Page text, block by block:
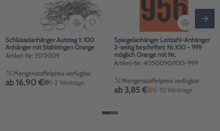
Schlüsselanhänger Autotag 1: 100
Anhänger mit Stahlringen Orange
Artikel-Nr: 1572009
Mengenstaffelpreis verfügbar
ab 16,90 € 1-2 Werktage
Spiegelanhänger Leitzahl-Anhänger
2-seitig beschriftet: Nr.100 - 999
möglich Orange mit Nr.
Artikel-Nr: 4050090/100-999
Mengenstaffelpreis verfügbar
ab 3,85 € 5-10 Werktage